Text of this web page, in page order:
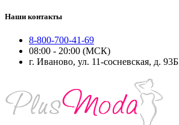
Наши контакты
8-800-700-41-69
08:00 - 20:00 (МСК)
г. Иваново, ул. 11-сосневская, д. 93Б